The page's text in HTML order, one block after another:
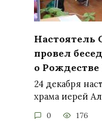
Настоятель
провел
о
24 декабря
храма иерей
0 176